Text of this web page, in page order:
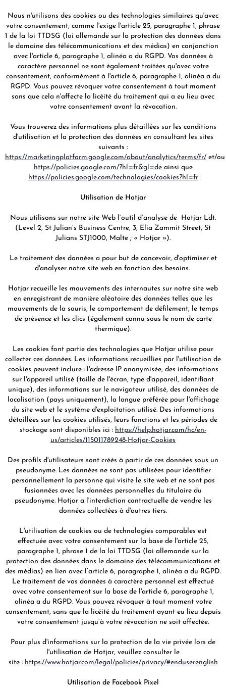
Nous n'utilisons des cookies ou des technologies similaires qu'avec
votre consentement, comme l'exige l'article 25, paragraphe 1, phrase
1 de la loi TTDSG (loi allemande sur la protection des données dans
le domaine des télécommunications et des médias) en conjonction
avec l'article 6, paragraphe 1, alinéa a du RGPD. Vos données à
caractère personnel ne sont également traitées qu'avec votre
consentement, conformément à l'article 6, paragraphe 1, alinéa a du
RGPD. Vous pouvez révoquer votre consentement à tout moment
sans que cela n'affecte la licéité du traitement qui a eu lieu avec
votre consentement avant la révocation.
Vous trouverez des informations plus détaillées sur les conditions
d'utilisation et la protection des données en consultant les sites
suivants :
https://marketingplatform.google.com/about/analytics/terms/fr/ et/ou
https://policies.google.com/?hl=fr&gl=deainsi que
https://policies.google.com/technologies/cookies?hl=fr
Utilisation de Hotjar
Nous utilisons sur notre site Web l’outil d’analyse de Hotjar Ldt.
(Level 2, St Julian’s Business Centre, 3, Elia Zammit Street, St
Julians STJ1000, Malte ; « Hotjar »).
Le traitement des données a pour but de concevoir, d'optimiser et
d'analyser notre site web en fonction des besoins.
Hotjar recueille les mouvements des internautes sur notre site web
en enregistrant de manière aléatoire des données telles que les
mouvements de la souris, le comportement de défilement, le temps
de présence et les clics (également connu sous le nom de carte
thermique).
Les cookies font partie des technologies que Hotjar utilise pour
collecter ces données. Les informations recueillies par l'utilisation de
cookies peuvent inclure : l'adresse IP anonymisée, des informations
sur l'appareil utilisé (taille de l'écran, type d'appareil, identifiant
unique), des informations sur le navigateur utilisé, des données de
localisation (pays uniquement), la langue préférée pour l'affichage
du site web et le système d'exploitation utilisé. Des informations
détaillées sur les cookies utilisés, leurs fonctions et les périodes de
stockage sont disponibles ici : https://help.hotjar.com/hc/en-
us/articles/115011789248-Hotjar-Cookies
Des profils d'utilisateurs sont créés à partir de ces données sous un
pseudonyme. Les données ne sont pas utilisées pour identifier
personnellement la personne qui visite le site web et ne sont pas
fusionnées avec les données personnelles du titulaire du
pseudonyme. Hotjar a l'interdiction contractuelle de vendre les
données collectées à d'autres tiers.
L'utilisation de cookies ou de technologies comparables est
effectuée avec votre consentement sur la base de l'article 25,
paragraphe 1, phrase 1 de la loi TTDSG (loi allemande sur la
protection des données dans le domaine des télécommunications et
des médias) en lien avec l’article 6, paragraphe 1, alinéa a du RGPD.
Le traitement de vos données à caractère personnel est effectué
avec votre consentement sur la base de l'article 6, paragraphe 1,
alinéa a du RGPD. Vous pouvez révoquer à tout moment votre
consentement, sans que la licéité du traitement ayant eu lieu depuis
votre consentement jusqu’à votre révocation ne soit affectée.
Pour plus d'informations sur la protection de la vie privée lors de
l'utilisation de Hotjar, veuillez consulter le
site : https://www.hotjar.com/legal/policies/privacy/#enduserenglish
Utilisation de Facebook Pixel